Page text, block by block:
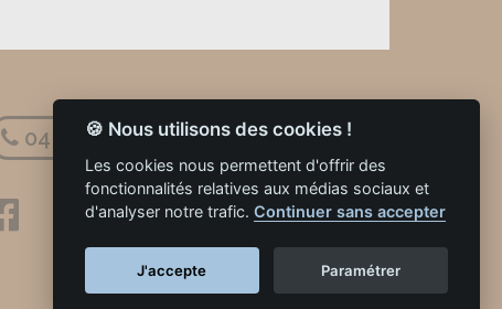
04 90 22 20 41
🍪 Nous utilisons des cookies !
Les cookies nous permettent d'offrir des
fonctionnalités relatives aux médias sociaux et
d'analyser notre trafic. Continuer sans accepter
J'accepte Paramétrer